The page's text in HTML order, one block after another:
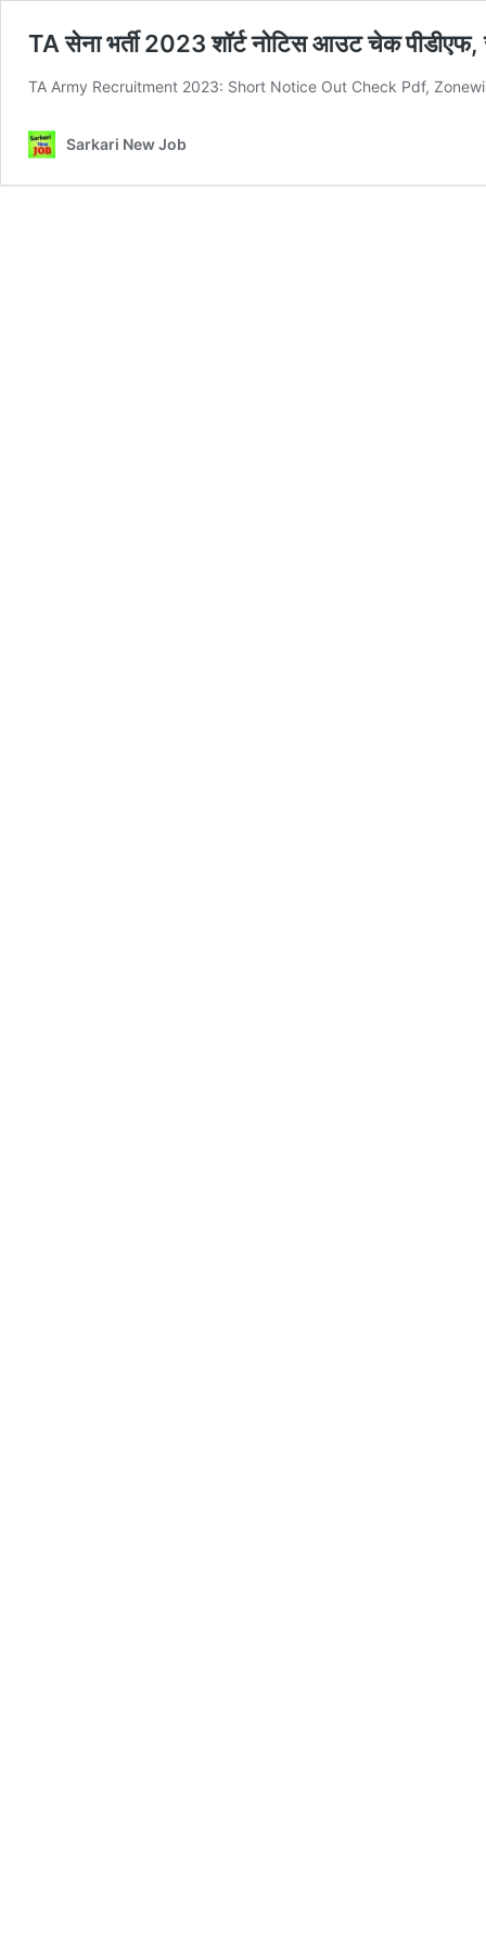
TA सेना भर्ती 2023 शॉर्ट नोटिस आउट चेक पीडीएफ,
TA Army Recruitment 2023: Short Notice Out Check Pdf,
Sarkari New Job